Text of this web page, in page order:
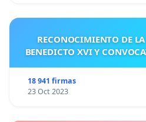
RECONOCIMIENTO DE
BENEDICTO XVI Y
18 941 firmas
23 Oct 2023